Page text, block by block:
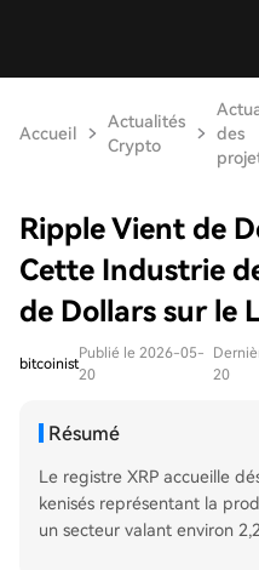
Accueil
Actualités
Crypto
des
Ripple Vient de
Cette Industrie
de Dollars sur le
bitcoinist
Publié le 2026-05-
20
20
Résumé
Le registre XRP accueille
kenisés représentant la
un secteur valant environ